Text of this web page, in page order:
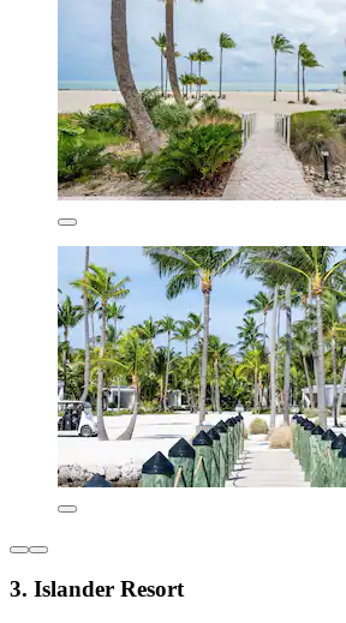
3. Islander Resort